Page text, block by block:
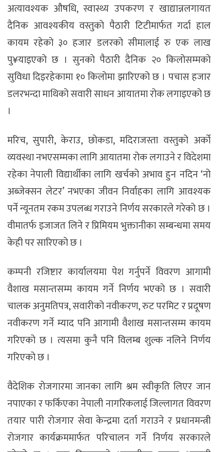
अत्यावश्यक औषधि, स्वास्थ्य उपकरण र खाद्यान्नलगायत
दैनिक आवश्यकीय वस्तुको पैठारी टिटीमार्फत गर्दा हाल
कायम रहेको ३० हजार डलरको सीमालाई रु एक लाख
पु¥याइएको छ । सुनको पैठारी दैनिक २० किलोसम्मको
सुविधा दिइरहेकामा १० किलोमा झारिएको छ । पचास हजार
डलरभन्दा माथिको सवारी साधन आयातमा रोक लगाइएको छ
।
मरिच, सुपारी, केराउ, छोकडा, मदिराजस्ता वस्तुको अर्को
व्यवस्था नभएसम्मका लागि आयातमा रोक लगाउने र विदेशमा
रहेका नेपाली विद्यार्थीका लागि खर्चको अभाव हुन नदिन ‘नो
अब्जेक्सन लेटर’ नभएका जीवन निर्वाहका लागि आवश्यक
पर्ने न्यूनतम रकम उपलब्ध गराउने निर्णय सरकारले गरेको छ ।
वीमातर्फ इजाजत लिने र प्रिमियम भुक्तानीका सम्बन्धमा समय
केही पर सारिएको छ ।
कम्पनी रजिष्टार कार्यालयमा पेश गर्नुपर्ने विवरण आगामी
वैशाख मसान्तसम्म कायम गर्ने निर्णय भएको छ । सवारी
चालक अनुमतिपत्र, सवारीको नवीकरण, रुट परमिट र प्रदूषण
नवीकरण गर्ने म्याद पनि आगामी वैशाख मसान्तसम्म कायम
गरिएको छ । त्यसमा कुनै पनि विलम्ब शुल्क नलिने निर्णय
गरिएको छ ।
वैदेशिक रोजगारमा जानका लागि श्रम स्वीकृति लिएर जान
नपाएका र फर्किएका नेपाली नागरिकलाई जिल्लागत विवरण
तयार पारी रोजगार सेवा केन्द्रमा दर्ता गराउने र प्रधानमन्त्री
रोजगार कार्यक्रममार्फत परिचालन गर्ने निर्णय सरकारले